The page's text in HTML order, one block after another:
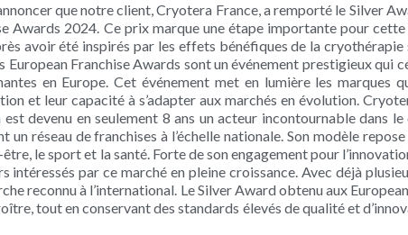
que notre client, Cryotera France, a remporté le Silver
Awards 2024. Ce prix marque une étape importante pour
avoir été inspirés par les effets bénéfiques de la cryothérapie
European Franchise Awards sont un événement prestigieux qui
en Europe. Cet événement met en lumière les marques
et leur capacité à s’adapter aux marchés en évolution.
devenu en seulement 8 ans un acteur incontournable dans
réseau de franchises à l’échelle nationale. Son modèle
le sport et la santé. Forte de son engagement pour
intéressés par ce marché en pleine croissance. Avec déjà
reconnu à l’international. Le Silver Award obtenu aux
tout en conservant des standards élevés de qualité et